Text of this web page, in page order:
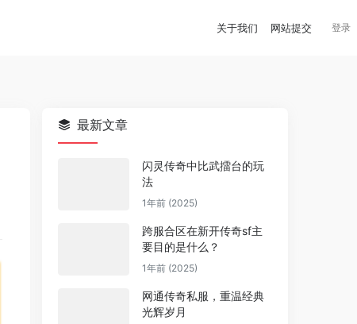
关于我们 网站提交 登录
最新文章
闪灵传奇中比武擂台的玩
法
1年前 (2025)
跨服合区在新开传奇sf主
要目的是什么？
1年前 (2025)
网通传奇私服，重温经典
光辉岁月